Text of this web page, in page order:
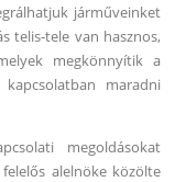
járműveinket
telis-tele van hasznos,
megkönnyítik a
maradni
megoldásokat
alelnöke közölte